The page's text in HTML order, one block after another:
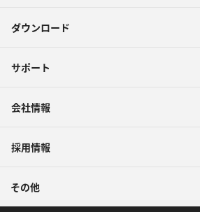
ダウンロード
サポート
会社情報
採用情報
その他